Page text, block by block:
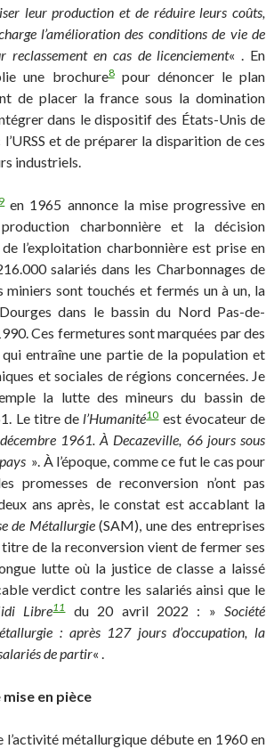
leur production et de réduire leurs coûts,
l’amélioration des conditions de vie de
reclassement en cas de licenciement« . En
une brochure8pour dénoncer le plan
de placer la france sous la domination
dans le dispositif des États-Unis de
et de préparer la disparition de ces
industriels.
9en 1965 annonce la mise progressive en
charbonnière et la décision
l’exploitation charbonnière est prise en
salariés dans les Charbonnages de
miniers sont touchés et fermés un à un, la
dans le bassin du Nord Pas-de-
Ces fermetures sont marquées par des
entraîne une partie de la population et
et sociales de régions concernées. Je
la lutte des mineurs du bassin de
Le titre de l’Humanité10est évocateur de
1961. À Decazeville, 66 jours sous
». À l’époque, comme ce fut le cas pour
promesses de reconversion n’ont pas
ans après, le constat est accablant la
de Métallurgie(SAM), une des entreprises
de la reconversion vient de fermer ses
lutte où la justice de classe a laissé
verdict contre les salariés ainsi que le
Libre11du 20 avril 2022 : » Société
: après 127 jours d’occupation, la
de partir« .
en pièce
l’activité métallurgique débute en 1960 en